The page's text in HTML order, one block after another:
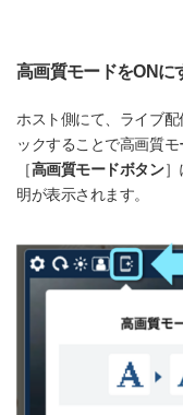
高画質モードをONに
ホスト側にて、ライブ
ックすることで高画質モ
［高画質モードボタン］
明が表示されます。